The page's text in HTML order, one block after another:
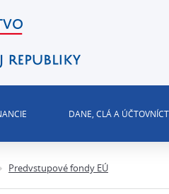
DANE, CLÁ A
Predvstupové fondy EÚ